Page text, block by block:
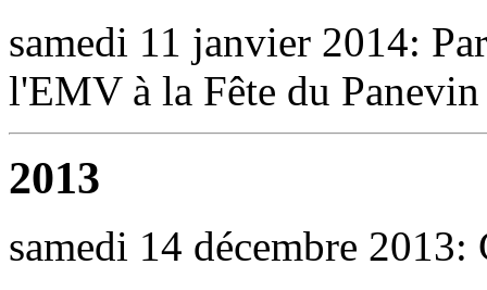
samedi 11 janvier 2014:
l'EMV à la Fête du Panevin
2013
samedi 14 décembre